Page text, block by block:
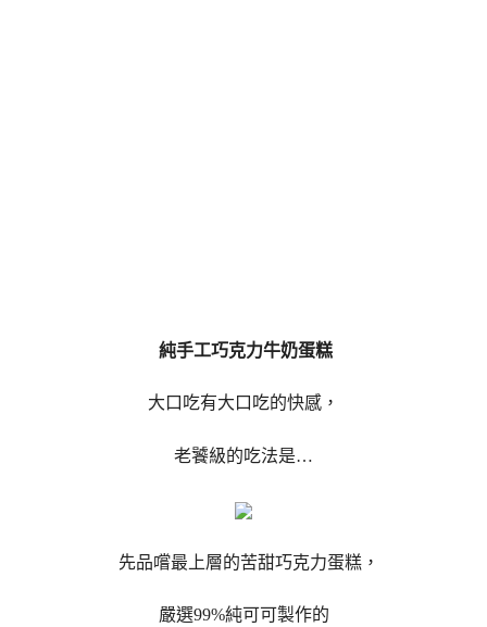
純手工巧克力牛奶蛋糕
大口吃有大口吃的快感，
老饕級的吃法是…
先品嚐最上層的苦甜巧克力蛋糕，
嚴選99%純可可製作的